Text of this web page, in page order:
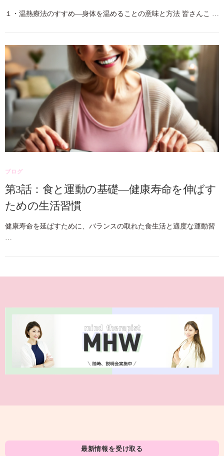
１・温熱療法のすすめ—身体を温めることの意味と方法 皆さんこ …
ブログ
第3話：食と運動の基礎—健康寿命を伸ばす
ための生活習慣
健康寿命を延ばすために、バランスの取れた食生活と適度な運動習
最新情報を受け取る